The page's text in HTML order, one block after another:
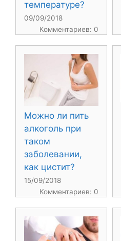
температуре?
09/09/2018
Комментариев: 0
Можно ли пить
алкоголь при
таком
заболевании,
как цистит?
15/09/2018
Комментариев: 0